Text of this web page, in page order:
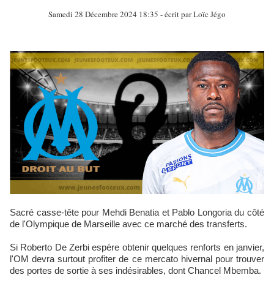
Samedi 28 Décembre 2024 18:35 - écrit parLoïc Jégo
Sacré casse-tête pour Mehdi Benatia et Pablo Longoria du côté
de l'Olympique de Marseille avec ce marché des transferts.
Si Roberto De Zerbi espère obtenir quelques renforts en janvier,
l'OM devra surtout profiter de ce mercato hivernal pour trouver
des portes de sortie à ses indésirables, dont Chancel Mbemba.